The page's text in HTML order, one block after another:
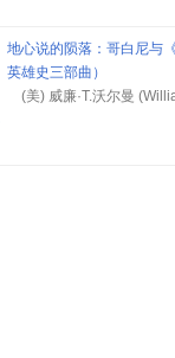
地心说的陨落：哥白尼与
英雄史三部曲）
(美) 威廉·T.沃尔曼